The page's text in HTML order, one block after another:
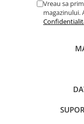
Vreau sa
magazinului.